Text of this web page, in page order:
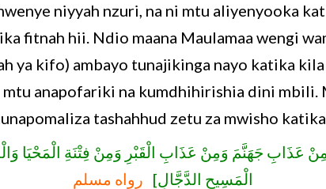
niyyah nzuri, na ni mtu aliyenyooka
fitnah hii. Ndio maana Maulamaa wengi
ya kifo) ambayo tunajikinga nayo katika
mtu anapofariki na kumdhihirishia dini mbili.
tashahhud zetu za mwisho
مِنْ عَذَابِ جَهَنَّمَ وَمِنْ عَذَابِ الْقَبْرِ وَمِنْ فِتْنَةِ الْمَحْيَا
الْمَسِيحِ الدَّجَّالِ] رواه مسلم